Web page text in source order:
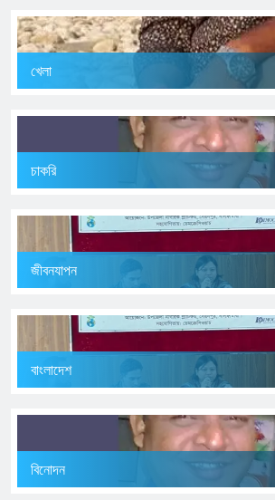
খেলা
চাকরি
জীবনযাপন
বাংলাদেশ
বিনোদন